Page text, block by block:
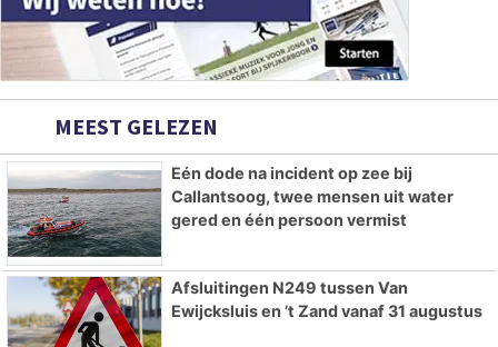
MEEST GELEZEN
Eén dode na incident op zee bij
Callantsoog, twee mensen uit water
gered en één persoon vermist
Afsluitingen N249 tussen Van
Ewijcksluis en ’t Zand vanaf 31 augustus